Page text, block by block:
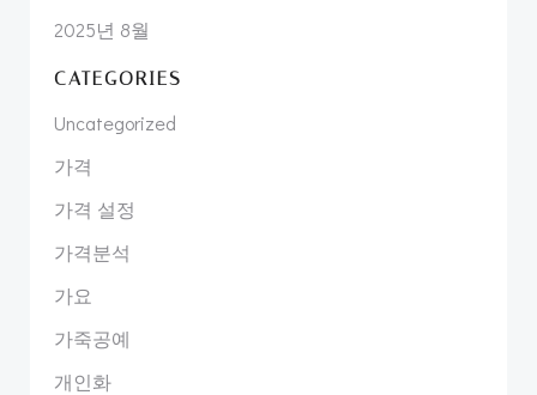
2025년 8월
CATEGORIES
Uncategorized
가격
가격 설정
가격분석
가요
가죽공예
개인화